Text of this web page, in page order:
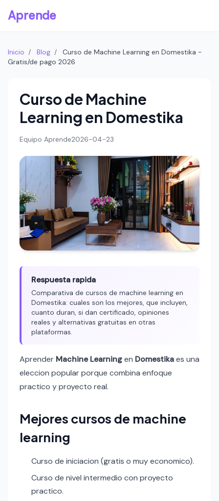
Aprende
Inicio / Blog /
Curso de Machine Learning en Domestika -
Gratis/de pago 2026
Curso de Machine
Learning en Domestika
Equipo Aprende2026-04-23
Respuesta rapida
Comparativa de cursos de machine learning en
Domestika: cuales son los mejores, que incluyen,
cuanto duran, si dan certificado, opiniones
reales y alternativas gratuitas en otras
plataformas.
Aprender Machine Learningen Domestikaes una
eleccion popular porque combina enfoque
practico y proyecto real.
Mejores cursos de machine
learning
Curso de iniciacion (gratis o muy economico).
Curso de nivel intermedio con proyecto
practico.